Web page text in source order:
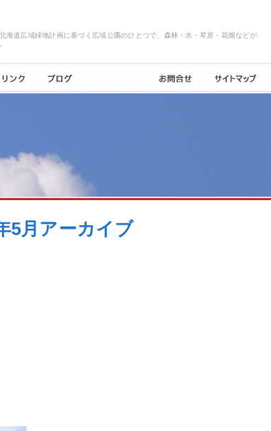
海道広域緑地計画に基づく広域公園のひとつで、森林・水・草原・花畑などが
5月アーカイブ